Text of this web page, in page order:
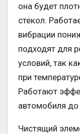
она будет
стекол.
вибрации
подходят для
условий, так
при
Работают
автомобиля
Чистящий